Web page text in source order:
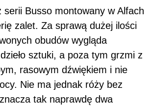
serii Busso montowany w Alfach
zalet. Za sprawą dużej ilości
obudów wygląda
sztuki, a poza tym grzmi z
rasowym dźwiękiem i nie
Nie ma jednak róży bez
tak naprawdę dwa